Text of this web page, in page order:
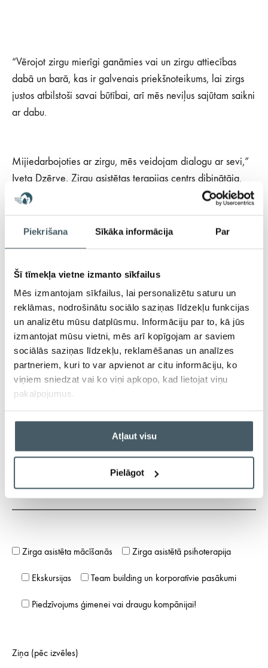
Piekrišana Sīkāka informācija Par
Šī tīmekļa vietne izmanto sīkfailus
Mēs izmantojam sīkfailus, lai personalizētu saturu un
reklāmas, nodrošinātu sociālo saziņas līdzekļu funkcijas
un analizētu mūsu datplūsmu. Informāciju par to, kā jūs
izmantojat mūsu vietni, mēs arī kopīgojam ar saviem
sociālās saziņas līdzekļu, reklamēšanas un analīzes
partneriem, kuri to var apvienot ar citu informāciju, ko
viņiem sniedzat vai ko viņi apkopo, kad lietojat viņu
pakalpojumus.
Atļaut visu
Pielāgot
“Vērojot zirgu mierīgi ganāmies vai un zirgu attiecības
dabā un barā, kas ir galvenais priekšnoteikums, lai zirgs
justos atbilstoši savai būtībai, arī mēs neviļus sajūtam saikni
ar dabu.
Mijiedarbojoties ar zirgu, mēs veidojam dialogu ar sevi,”
Iveta Dzērve, Zirgu asistētas terapijas centrs dibinātāja.
Pieteikties
Aizpildi anketu, ja vēlies pieteikties uz kāda no
pakalpojumiem!
Vārds
Zirga asistēta mācīšanās Zirga asistētā psihoterapija
Ekskursijas Team building un korporatīvie pasākumi
Piedzīvojums ģimenei vai draugu kompānijai!
Ziņa (pēc izvēles)